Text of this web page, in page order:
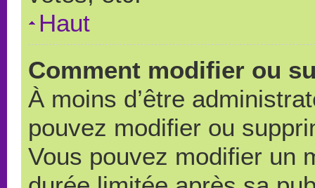
Haut
Comment modifier ou
À moins d’être
pouvez modifier ou
Vous pouvez modifier un